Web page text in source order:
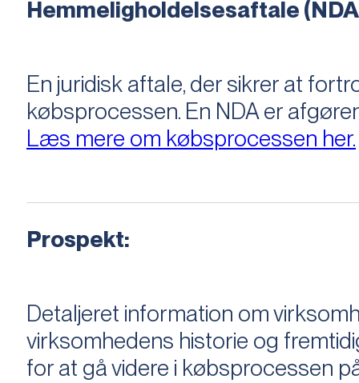
Hemmeligholdelsesaftale
En juridisk aftale, der sikrer at
købsprocessen​​. En NDA er
Læs mere om købsprocessen her.
Prospekt:
Detaljeret information om
virksomhedens historie og
for at gå videre i købsprocessen